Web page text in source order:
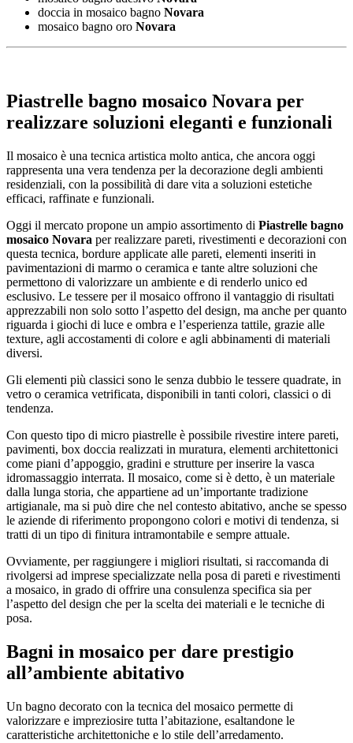
doccia in mosaico bagno Novara
mosaico bagno oro Novara
Piastrelle bagno mosaico Novara per
realizzare soluzioni eleganti e funzionali
Il mosaico è una tecnica artistica molto antica, che ancora oggi
rappresenta una vera tendenza per la decorazione degli ambienti
residenziali, con la possibilità di dare vita a soluzioni estetiche
efficaci, raffinate e funzionali.
Oggi il mercato propone un ampio assortimento di Piastrelle bagno
mosaico Novara per realizzare pareti, rivestimenti e decorazioni con
questa tecnica, bordure applicate alle pareti, elementi inseriti in
pavimentazioni di marmo o ceramica e tante altre soluzioni che
permettono di valorizzare un ambiente e di renderlo unico ed
esclusivo. Le tessere per il mosaico offrono il vantaggio di risultati
apprezzabili non solo sotto l’aspetto del design, ma anche per quanto
riguarda i giochi di luce e ombra e l’esperienza tattile, grazie alle
texture, agli accostamenti di colore e agli abbinamenti di materiali
diversi.
Gli elementi più classici sono le senza dubbio le tessere quadrate, in
vetro o ceramica vetrificata, disponibili in tanti colori, classici o di
tendenza.
Con questo tipo di micro piastrelle è possibile rivestire intere pareti,
pavimenti, box doccia realizzati in muratura, elementi architettonici
come piani d’appoggio, gradini e strutture per inserire la vasca
idromassaggio interrata. Il mosaico, come si è detto, è un materiale
dalla lunga storia, che appartiene ad un’importante tradizione
artigianale, ma si può dire che nel contesto abitativo, anche se spesso
le aziende di riferimento propongono colori e motivi di tendenza, si
tratti di un tipo di finitura intramontabile e sempre attuale.
Ovviamente, per raggiungere i migliori risultati, si raccomanda di
rivolgersi ad imprese specializzate nella posa di pareti e rivestimenti
a mosaico, in grado di offrire una consulenza specifica sia per
l’aspetto del design che per la scelta dei materiali e le tecniche di
posa.
Bagni in mosaico per dare prestigio
all’ambiente abitativo
Un bagno decorato con la tecnica del mosaico permette di
valorizzare e impreziosire tutta l’abitazione, esaltandone le
caratteristiche architettoniche e lo stile dell’arredamento.